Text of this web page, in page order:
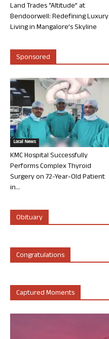
Land Trades “Altitude” at
Bendoorwell: Redefining Luxury
Living in Mangalore’s Skyline
Sponsored
Local News
KMC Hospital Successfully
Performs Complex Thyroid
Surgery on 72-Year-Old Patient
in...
Obituary
Congratulations
Captured Moments